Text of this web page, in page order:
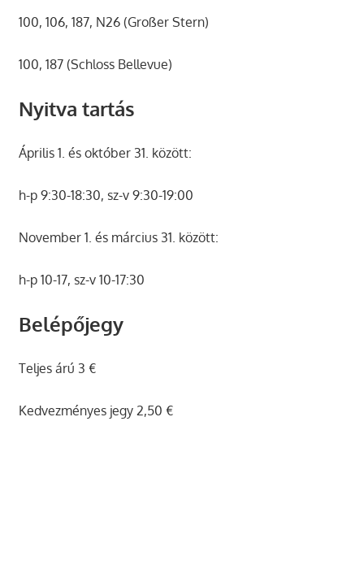
100, 106, 187, N26 (Großer Stern)
100, 187 (Schloss Bellevue)
Nyitva tartás
Április 1. és október 31. között:
h-p 9:30-18:30, sz-v 9:30-19:00
November 1. és március 31. között:
h-p 10-17, sz-v 10-17:30
Belépőjegy
Teljes árú 3 €
Kedvezményes jegy 2,50 €